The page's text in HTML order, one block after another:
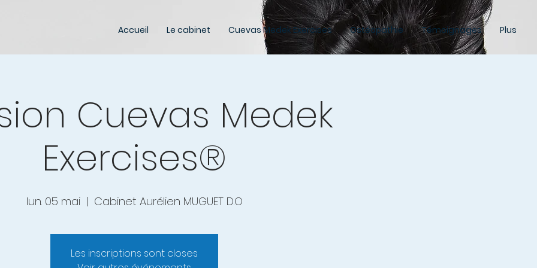
Accueil Le cabinet Cuevas Medek Exercises Ostéopathie Témoignages Plus
Cuevas Medek
Exercises®
lun. 05 mai
  |
Cabinet Aurélien MUGUET D.O
Les inscriptions sont closes